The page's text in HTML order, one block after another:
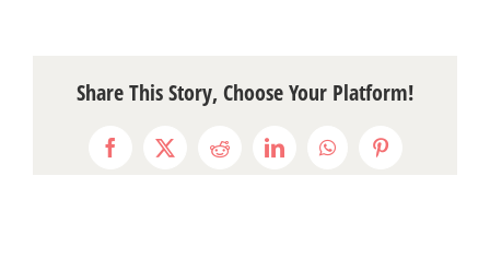
Share This Story, Choose Your Platform!
Facebook
X RedditLinkedInWhatsAppPinterest